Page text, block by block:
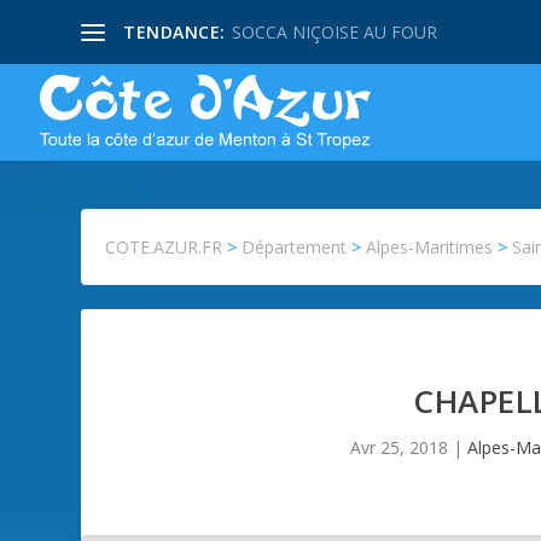
TENDANCE: SOCCA NIÇOISE AU FOUR
COTE.AZUR.FR > Département >Alpes-Maritimes >
Avr 25, 2018 |Alpes-